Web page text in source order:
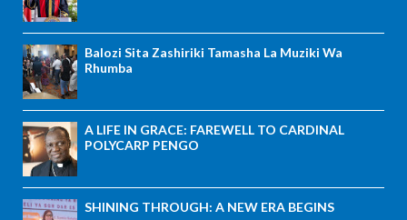
Balozi Sita Zashiriki Tamasha La Muziki Wa
Rhumba
A LIFE IN GRACE: FAREWELL TO CARDINAL
POLYCARP PENGO
SHINING THROUGH: A NEW ERA BEGINS